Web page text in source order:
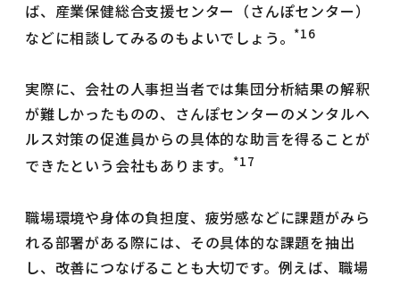
ば、産業保健総合支援センター（さんぽセンター）
などに相談してみるのもよいでしょう。 *16
実際に、会社の人事担当者では集団分析結果の解釈
が難しかったものの、さんぽセンターのメンタルヘ
ルス対策の促進員からの具体的な助言を得ることが
できたという会社もあります。
*17
職場環境や身体の負担度、疲労感などに課題がみら
れる部署がある際には、その具体的な課題を抽出
し、改善につなげることも大切です。例えば、職場